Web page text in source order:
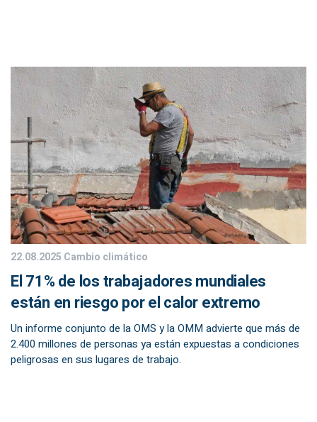
22.08.2025 Cambio climático
El 71% de los trabajadores mundiales
están en riesgo por el calor extremo
Un informe conjunto de la OMS y la OMM advierte que más de
2.400 millones de personas ya están expuestas a condiciones
peligrosas en sus lugares de trabajo.